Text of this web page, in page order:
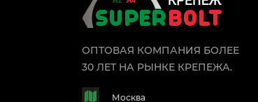
ОПТОВАЯ КОМПАНИЯ БОЛЕЕ
30 ЛЕТ НА РЫНКЕ КРЕПЕЖА.
Москва